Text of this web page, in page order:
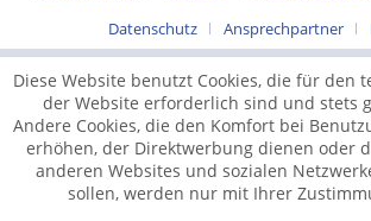
Datenschutz
Ansprechpartner
Diese Website benutzt Cookies, die für den
der Website erforderlich sind und stets
Andere Cookies, die den Komfort bei
erhöhen, der Direktwerbung dienen oder
anderen Websites und sozialen
sollen, werden nur mit Ihrer